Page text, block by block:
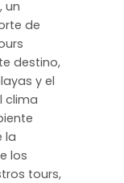
un
de
destino,
y el
clima
la
los
tours,